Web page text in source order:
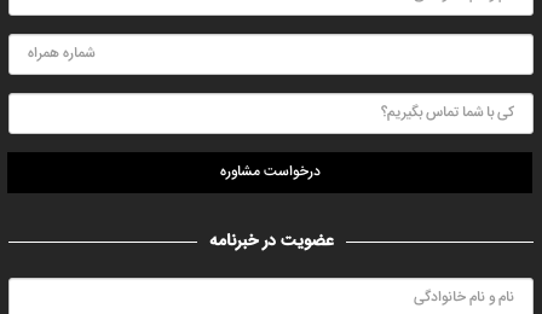
درخواست مشاوره
عضویت در خبرنامه